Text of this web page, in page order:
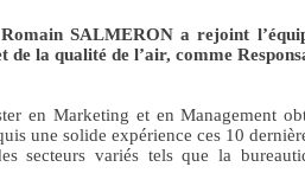
SALMERON a rejoint
de la qualité de l’air, comme
en Marketing et en Management
une solide expérience ces 10
secteurs variés tels que la